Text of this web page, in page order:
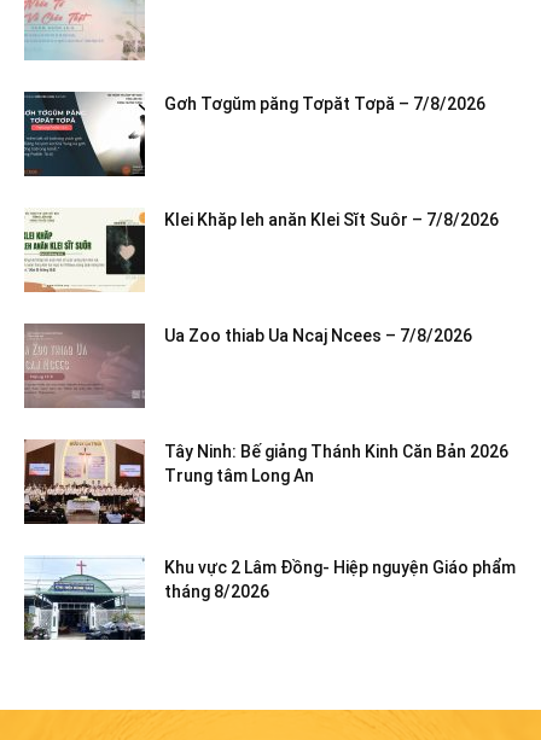
Gơh Tơgŭm păng Tơpăt Tơpă – 7/8/2026
Klei Khăp leh anăn Klei Sĭt Suôr – 7/8/2026
Ua Zoo thiab Ua Ncaj Ncees – 7/8/2026
Tây Ninh: Bế giảng Thánh Kinh Căn Bản 2026
Trung tâm Long An
Khu vực 2 Lâm Đồng- Hiệp nguyện Giáo phẩm
tháng 8/2026